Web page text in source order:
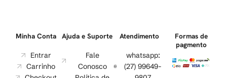
Minha Conta
Entrar
Carrinho
Ajuda e Suporte
Fale
Conosco
Atendimento
whatsapp:
(27) 99649-
Formas de
pagmento